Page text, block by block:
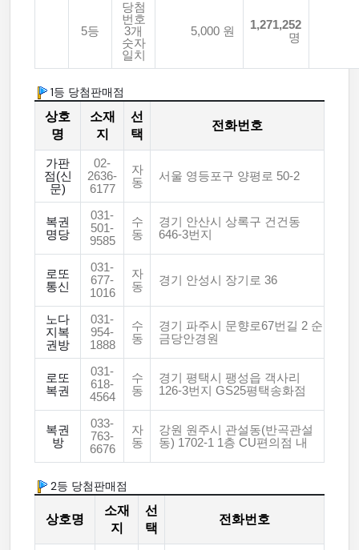
5등
당첨
번호
3개
숫자
일치
5,000 원
1,271,252
명
1등 당첨판매점
상호
명
소재
지
선
택
전화번호
가판
점(신
문)
02-
2636-
6177
자
동
서울 영등포구 양평로 50-2
복권
명당
031-
501-
9585
수
동
경기 안산시 상록구 건건동
646-3번지
로또
통신
031-
677-
1016
자
동
경기 안성시 장기로 36
노다
지복
권방
031-
954-
1888
수
동
경기 파주시 문향로67번길 2 순
금당안경원
로또
복권
031-
618-
4564
수
동
경기 평택시 팽성읍 객사리
126-3번지 GS25평택송화점
복권
방
033-
763-
6676
자
동
강원 원주시 관설동(반곡관설
동) 1702-1 1층 CU편의점 내
2등 당첨판매점
상호명
소재
지
선
택
전화번호